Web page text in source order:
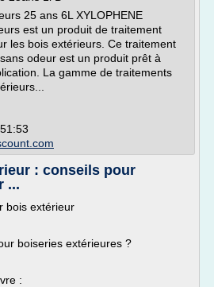
25 ans 6L XYLOPHENE
est un produit de traitement
les bois extérieurs. Ce traitement
odeur est un produit prêt à
La gamme de traitements
: conseils pour
...
bois extérieur
boiseries extérieures ?
: